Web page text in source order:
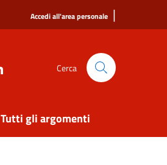
Accedi all'area personale |
Cerca
Tutti gli argomenti